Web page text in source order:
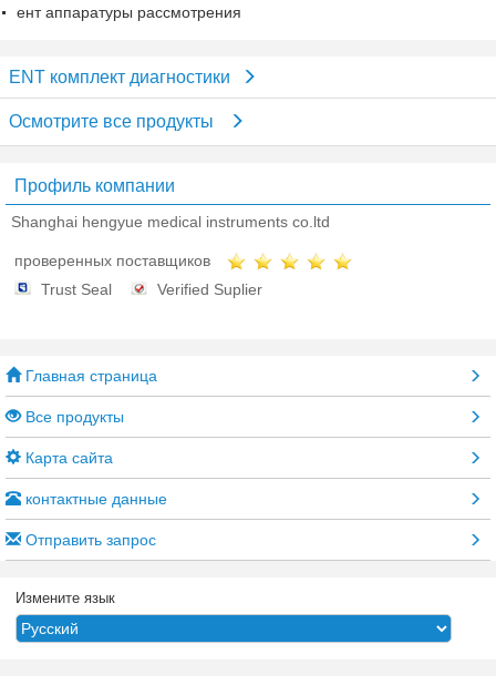
ент аппаратуры рассмотрения
ENT комплект диагностики
Осмотрите все продукты
Профиль компании
Shanghai hengyue medical instruments co.ltd
проверенных поставщиков
Trust Seal
Verified Suplier
Главная страница
Все продукты
Карта сайта
контактные данные
Отправить запрос
Измените язык